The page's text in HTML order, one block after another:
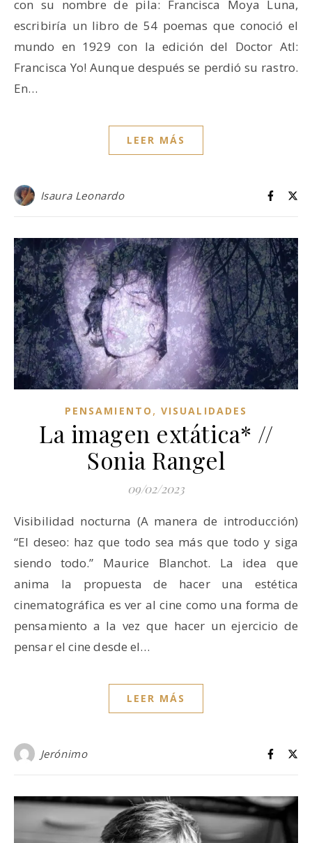
con su nombre de pila: Francisca Moya Luna,
escribiría un libro de 54 poemas que conoció el
mundo en 1929 con la edición del Doctor Atl:
Francisca Yo! Aunque después se perdió su rastro.
En…
LEER MÁS
Isaura Leonardo
PENSAMIENTO , VISUALIDADES
La imagen extática* //
Sonia Rangel
09/02/2023
Visibilidad nocturna (A manera de introducción)
“El deseo: haz que todo sea más que todo y siga
siendo todo.” Maurice Blanchot. La idea que
anima la propuesta de hacer una estética
cinematográfica es ver al cine como una forma de
pensamiento a la vez que hacer un ejercicio de
pensar el cine desde el…
LEER MÁS
Jerónimo